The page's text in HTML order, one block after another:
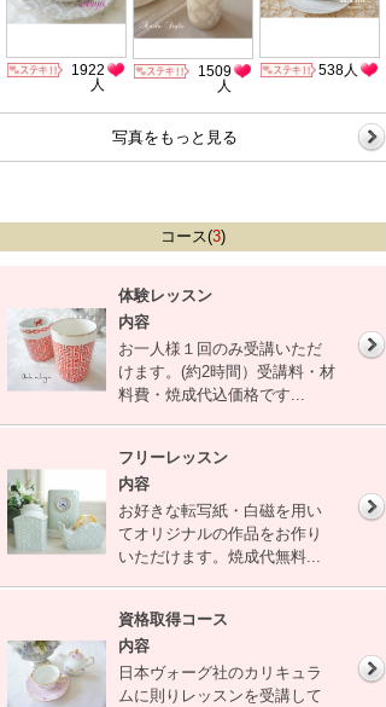
1922
人
1509
人
538人
写真をもっと見る
コース(3)
体験レッスン
内容
お一人様１回のみ受講いただ
けます。(約2時間）受講料・材
料費・焼成代込価格です...
フリーレッスン
内容
お好きな転写紙・白磁を用い
てオリジナルの作品をお作り
いただけます。焼成代無料...
資格取得コース
内容
日本ヴォーグ社のカリキュラ
ムに則りレッスンを受講して